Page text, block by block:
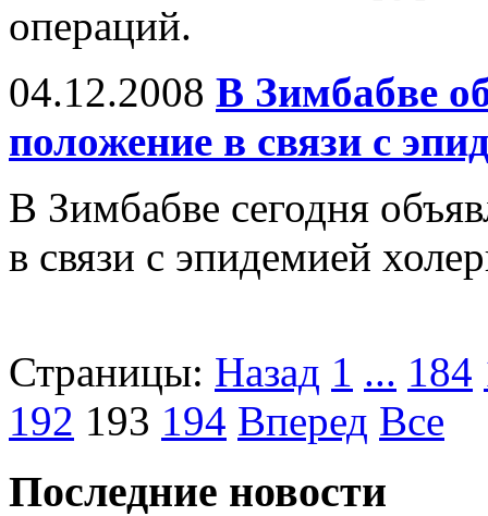
операций.
04.12.2008 В Зимбабве
положение в связи с
В Зимбабве сегодня
в связи с эпидемией
Страницы: Назад 1 ... 184
192 193 194 Вперед Все
Последние новости